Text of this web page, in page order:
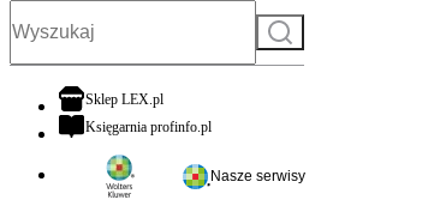
Szukaj
Sklep LEX.plotwiera się w nowej karcie
Księgarnia profinfo.plotwiera się w nowej karcie
Nasze serwisy